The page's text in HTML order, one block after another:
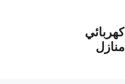
كهربائي
منازل